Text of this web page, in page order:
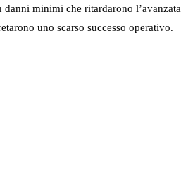
minimi che ritardarono
uno scarso successo operativo.